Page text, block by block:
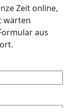
Zeit online,
warten
aus